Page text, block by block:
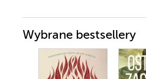
Wybrane bestsellery